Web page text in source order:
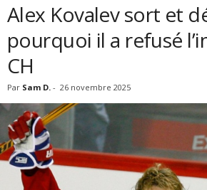
Alex Kovalev sort et
pourquoi il a refusé
CH
Par Sam D. - 26 novembre 2025